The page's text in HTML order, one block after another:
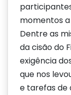
momentos
Dentre as
da cisão do
exigência
que nos
e tarefas de